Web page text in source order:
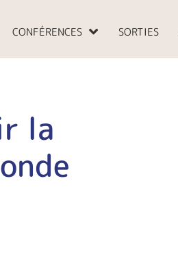
CONFÉRENCES SORTIES
la